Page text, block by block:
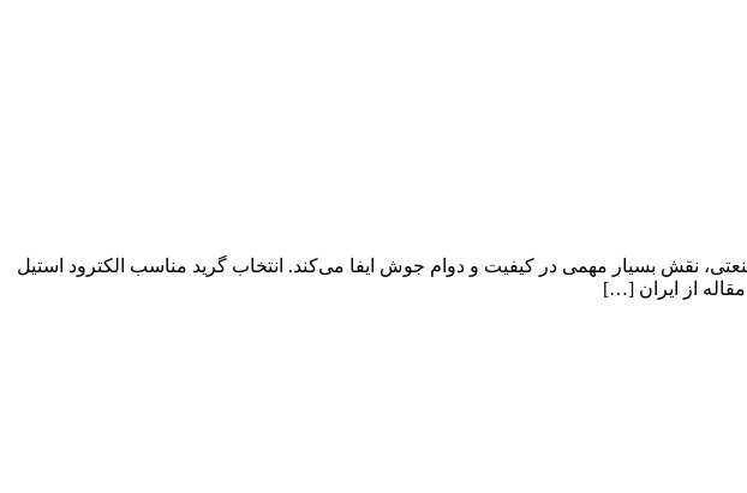
نقش بسیار مهمی در کیفیت و دوام جوش ایفا می‌کند. انتخاب گرید مناسب الکترود استیل
از ایران […]